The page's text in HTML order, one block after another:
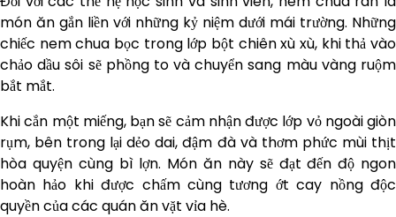
món ăn gắn liền với những kỷ niệm dưới mái trường. Những
chiếc nem chua bọc trong lớp bột chiên xù xù, khi thả vào
chảo dầu sôi sẽ phồng to và chuyển sang màu vàng ruộm
bắt mắt.
Khi cắn một miếng, bạn sẽ cảm nhận được lớp vỏ ngoài giòn
rụm, bên trong lại dẻo dai, đậm đà và thơm phức mùi thịt
hòa quyện cùng bì lợn. Món ăn này sẽ đạt đến độ ngon
hoàn hảo khi được chấm cùng tương ớt cay nồng độc
quyền của các quán ăn vặt vỉa hè.